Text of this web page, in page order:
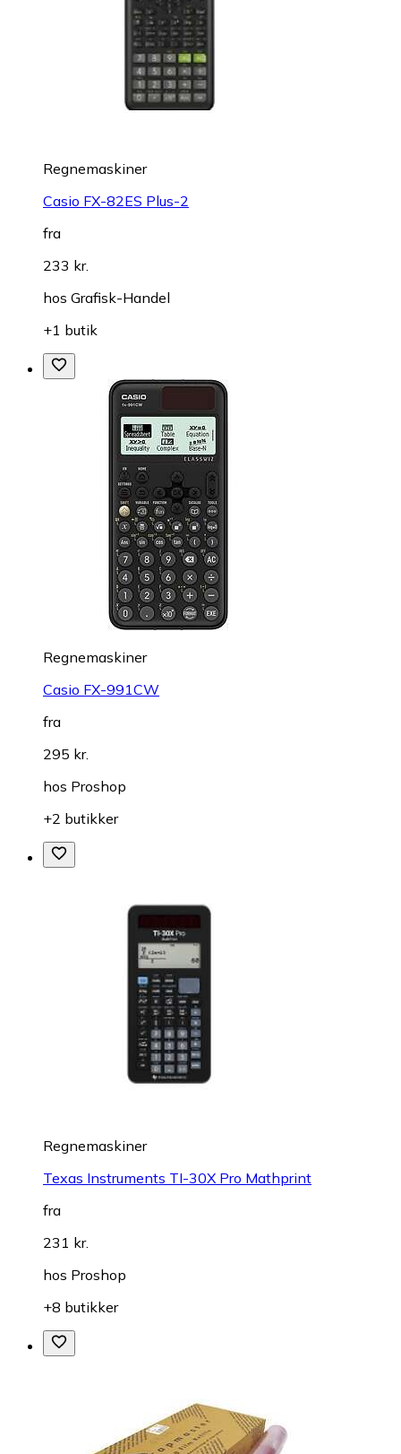
Regnemaskiner
Casio FX-82ES Plus-2
fra
233 kr.
hos Grafisk-Handel
+1 butik
Regnemaskiner
Casio FX-991CW
fra
295 kr.
hos Proshop
+2 butikker
Regnemaskiner
Texas Instruments TI-30X Pro Mathprint
fra
231 kr.
hos Proshop
+8 butikker